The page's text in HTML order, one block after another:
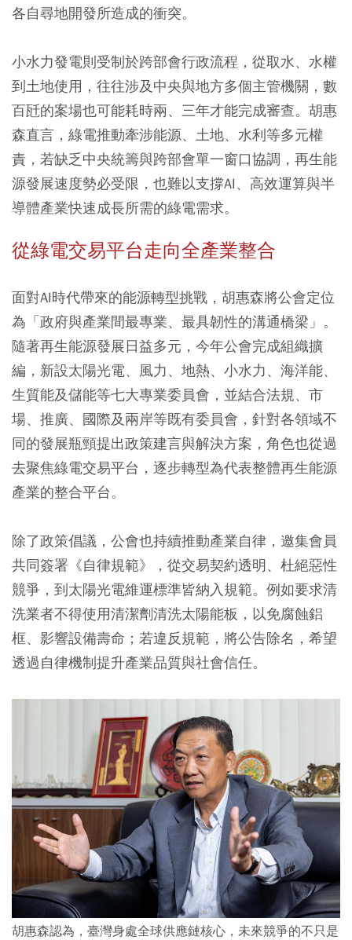
各自尋地開發所造成的衝突。
小水力發電則受制於跨部會行政流程，從取水、水權
到土地使用，往往涉及中央與地方多個主管機關，數
百瓩的案場也可能耗時兩、三年才能完成審查。胡惠
森直言，綠電推動牽涉能源、土地、水利等多元權
責，若缺乏中央統籌與跨部會單一窗口協調，再生能
源發展速度勢必受限，也難以支撐AI、高效運算與半
導體產業快速成長所需的綠電需求。
從綠電交易平台走向全產業整合
面對AI時代帶來的能源轉型挑戰，胡惠森將公會定位
為「政府與產業間最專業、最具韌性的溝通橋梁」。
隨著再生能源發展日益多元，今年公會完成組織擴
編，新設太陽光電、風力、地熱、小水力、海洋能、
生質能及儲能等七大專業委員會，並結合法規、市
場、推廣、國際及兩岸等既有委員會，針對各領域不
同的發展瓶頸提出政策建言與解決方案，角色也從過
去聚焦綠電交易平台，逐步轉型為代表整體再生能源
產業的整合平台。
除了政策倡議，公會也持續推動產業自律，邀集會員
共同簽署《自律規範》，從交易契約透明、杜絕惡性
競爭，到太陽光電維運標準皆納入規範。例如要求清
洗業者不得使用清潔劑清洗太陽能板，以免腐蝕鋁
框、影響設備壽命；若違反規範，將公告除名，希望
透過自律機制提升產業品質與社會信任。
胡惠森認為，臺灣身處全球供應鏈核心，未來競爭的不只是